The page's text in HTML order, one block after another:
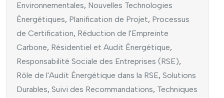
Environnementales, Nouvelles Technologies
Énergétiques, Planification de Projet, Processus
de Certification, Réduction de l'Empreinte
Carbone, Résidentiel et Audit Énergétique,
Responsabilité Sociale des Entreprises (RSE),
Rôle de l'Audit Énergétique dans la RSE, Solutions
Durables, Suivi des Recommandations, Techniques